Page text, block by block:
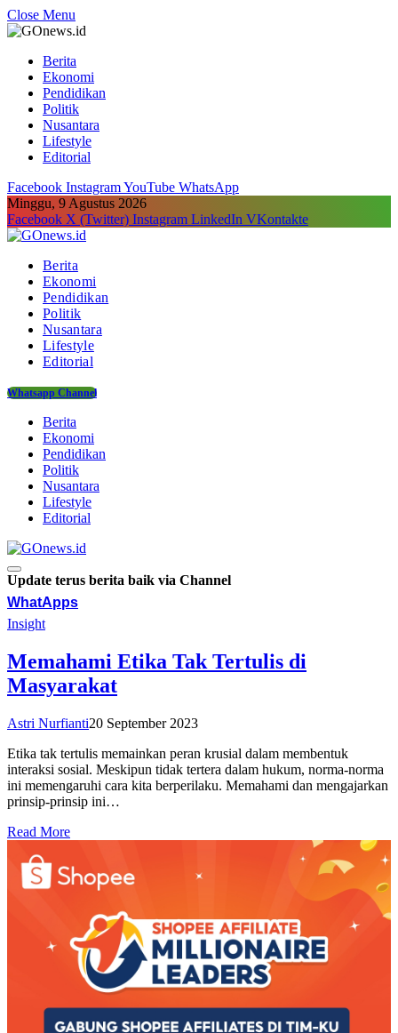
Close Menu
Berita
Ekonomi
Pendidikan
Politik
Nusantara
Lifestyle
Editorial
Facebook InstagramYouTube WhatsApp
Minggu, 9 Agustus 2026
Facebook X (Twitter) Instagram LinkedIn VKontakte
Berita
Ekonomi
Pendidikan
Politik
Nusantara
Lifestyle
Editorial
Whatsapp Channel
Berita
Ekonomi
Pendidikan
Politik
Nusantara
Lifestyle
Editorial
Update terus berita baik via Channel
WhatApps
Insight
Memahami Etika Tak Tertulis di
Masyarakat
Astri Nurfianti20 September 2023
Etika tak tertulis memainkan peran krusial dalam membentuk
interaksi sosial. Meskipun tidak tertera dalam hukum, norma-norma
ini memengaruhi cara kita berperilaku. Memahami dan mengajarkan
prinsip-prinsip ini…
Read More